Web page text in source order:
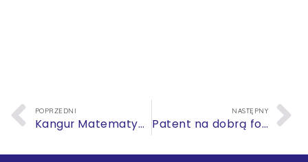
POPRZEDNI
Kangur Matematyczny 2025
NASTĘPNY
Patent na dobrą formę